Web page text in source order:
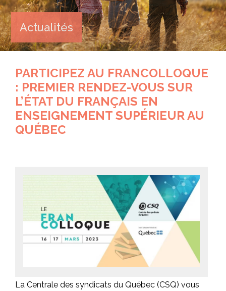
Actualités
PARTICIPEZ AU FRANCOLLOQUE
: PREMIER RENDEZ-VOUS SUR
L’ÉTAT DU FRANÇAIS EN
ENSEIGNEMENT SUPÉRIEUR AU
QUÉBEC
La Centrale des syndicats du Québec (CSQ) vous